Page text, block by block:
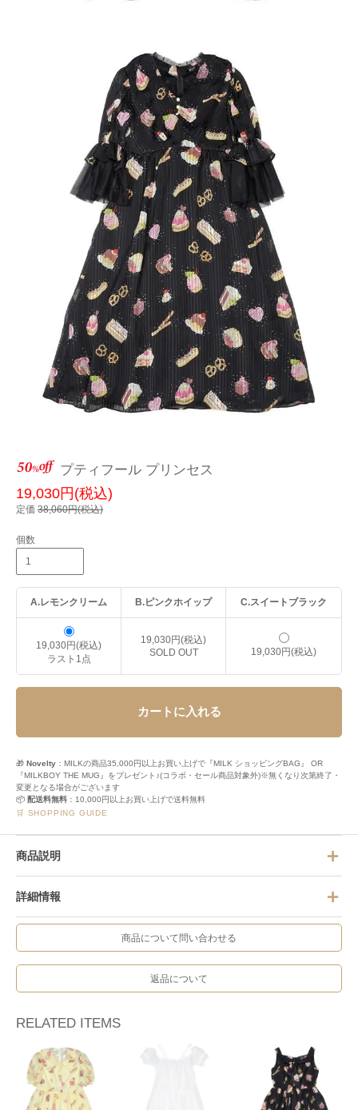
プティフール プリンセス
19,030円(税込)
定価 38,060円(税込)
個数
A.レモンクリーム B.ピンクホイップ C.スイートブラック
19,030円(税込)
ラスト1点
19,030円(税込)
SOLD OUT
19,030円(税込)
カートに入れる
🎁 Novelty ：MILKの商品35,000円以上お買い上げで『MILK ショッピングBAG』 OR
『MILKBOY THE MUG』をプレゼント♪(コラボ・セール商品対象外)※無くなり次第終了・
変更となる場合がございます
📦 配送料無料 ：10,000円以上お買い上げで送料無料
🛒 SHOPPING GUIDE
商品説明
詳細情報
商品について問い合わせる
返品について
RELATED ITEMS